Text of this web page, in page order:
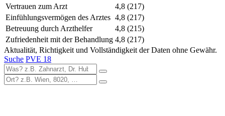
Vertrauen zum Arzt
4,8 (217)
Einfühlungsvermögen des Arztes 4,8 (217)
Betreuung durch Arzthelfer
4,8 (215)
Zufriedenheit mit der Behandlung 4,8 (217)
Aktualität, Richtigkeit und Vollständigkeit der Daten ohne Gewähr.
Suche PVE 18